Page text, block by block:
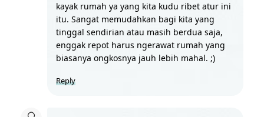
kayak rumah ya yang kita kudu ribet atur ini
itu. Sangat memudahkan bagi kita yang
tinggal sendirian atau masih berdua saja,
enggak repot harus ngerawat rumah yang
biasanya ongkosnya jauh lebih mahal. ;)
Reply